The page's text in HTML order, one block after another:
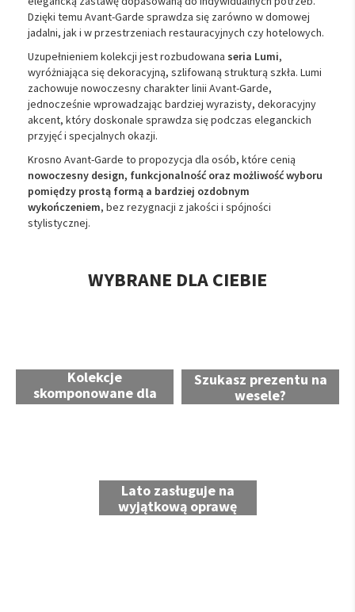
Dzięki temu Avant-Garde sprawdza się zarówno w domowej
jadalni, jak i w przestrzeniach restauracyjnych czy hotelowych.
Uzupełnieniem kolekcji jest rozbudowana seria Lumi,
wyróżniająca się dekoracyjną, szlifowaną strukturą szkła. Lumi
zachowuje nowoczesny charakter linii Avant-Garde,
jednocześnie wprowadzając bardziej wyrazisty, dekoracyjny
akcent, który doskonale sprawdza się podczas eleganckich
przyjęć i specjalnych okazji.
Krosno Avant-Garde to propozycja dla osób, które cenią
nowoczesny design, funkcjonalność oraz możliwość wyboru
pomiędzy prostą formą a bardziej ozdobnym
wykończeniem, bez rezygnacji z jakości i spójności
stylistycznej.
WYBRANE DLA CIEBIE
Kolekcje
skomponowane dla
Ciebie
Szukasz prezentu na
wesele?
Lato zasługuje na
wyjątkową oprawę